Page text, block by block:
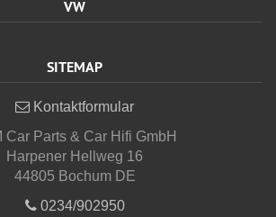
VW
SITEMAP
Kontaktformular
Car Parts & Car Hifi GmbH
Harpener Hellweg 16
44805 Bochum DE
0234/902950